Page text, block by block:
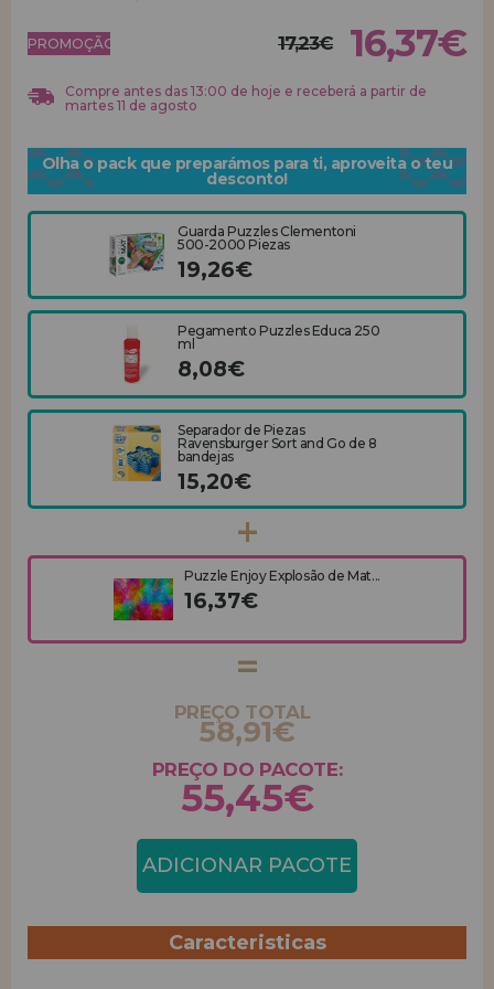
REGISTRO DE REVENDEDOR
PROMOÇÃO! 17,23€ 16,37€
Compre antes das 13:00 de hoje e receberá a partir de
martes 11 de agosto
Olha o pack que preparámos para ti, aproveita o teu
desconto!
Guarda Puzzles Clementoni
500-2000 Piezas
19,26€
Pegamento Puzzles Educa 250
ml
8,08€
Separador de Piezas
Ravensburger Sort and Go de 8
bandejas
15,20€
Puzzle Enjoy Explosão de Mat...
16,37€
PREÇO TOTAL
58,91€
PREÇO DO PACOTE:
55,45€
ADICIONAR PACOTE
Caracteristicas